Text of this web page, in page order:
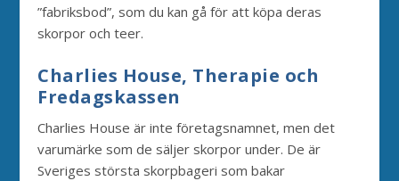
”fabriksbod”, som du kan gå för att köpa deras
skorpor och teer.
Charlies House, Therapie och
Fredagskassen
Charlies House är inte företagsnamnet, men det
varumärke som de säljer skorpor under. De är
Sveriges största skorpbageri som bakar